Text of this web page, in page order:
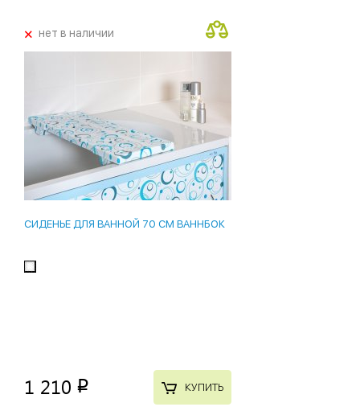
+нет в наличии
СИДЕНЬЕ ДЛЯ ВАННОЙ 70 СМ ВАННБОК
1 210 p КУПИТЬ